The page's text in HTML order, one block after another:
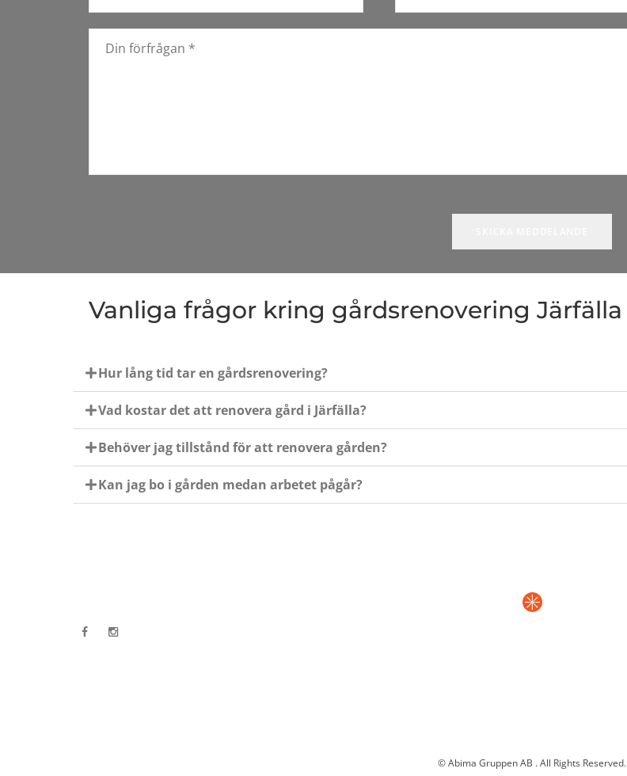
Vanliga frågor kring gårdsrenovering Järfälla
Hur lång tid tar en gårdsrenovering?
Vad kostar det att renovera gård i Järfälla?
Behöver jag tillstånd för att renovera gården?
Kan jag bo i gården medan arbetet pågår?
© Abima Gruppen AB . All Rights Reserved.